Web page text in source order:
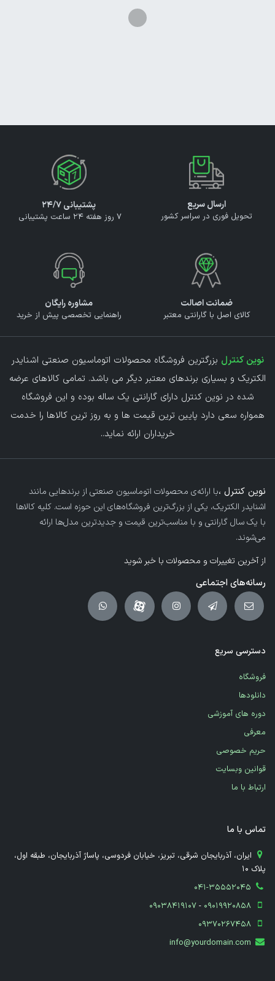
ارسال سریع
تحویل فوری در سراسر کشور
پشتیبانی ۲۴/۷
7 روز هفته 24 ساعت پشتیبانی
ضمانت اصالت
کالای اصل با گارانتی معتبر
مشاوره رایگان
راهنمایی تخصصی پیش از خرید
نوین کنترل بزرگترین فروشگاه محصولات اتوماسیون صنعتی اشنایدر
الکتریک و بسیاری برندهای معتبر دیگر می باشد. تمامی کالاهای عرضه
شده در نوین کنترل دارای گارانتی یک ساله بوده و این فروشگاه
همواره سعی دارد پایین ترین قیمت ها و به روز ترین کالاها را خدمت
خریداران ارائه نماید..
نوین کنترل ،با ارائه‌ی محصولات اتوماسیون صنعتی از برندهایی مانند
اشنایدر الکتریک، یکی از بزرگ‌ترین فروشگاه‌های این حوزه است. کلیه کالاها
با یک سال گارانتی و با مناسب‌ترین قیمت و جدیدترین مدل‌ها ارائه
می‌شوند.
از آخرین تغییرات و محصولات با خبر شوید
رسانه‌های اجتماعی
دسترسی سریع
فروشگاه
دانلودها
دوره های آموزشی
معرفی
حریم خصوصی
قوانین وبسایت
ارتباط با ما
تماس با ما
​ ایران، آذربایجان شرقی، تبریز، خیابان فردوسی، پاساژ آذربایجان، طبقه اول،
پلاک 10
041-35552045
09038419107-09019920858
09370267458
info@yourdomain.com